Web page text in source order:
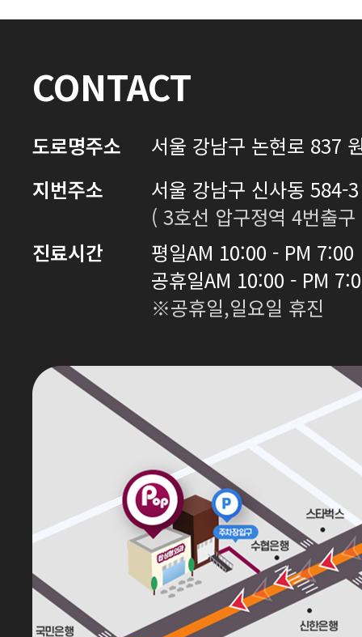
CONTACT
도로명주소
서울 강남구 논현로 837
지번주소
서울 강남구 신사동 584-
( 3호선 압구정역 4번출
진료시간
평일AM 10:00 - PM 7:00
공휴일AM 10:00 - PM
※공휴일,일요일 휴진